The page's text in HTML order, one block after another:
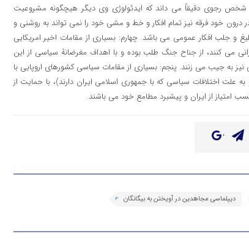
دیپلماسی مجاهدین در آویختن به بیگانگان